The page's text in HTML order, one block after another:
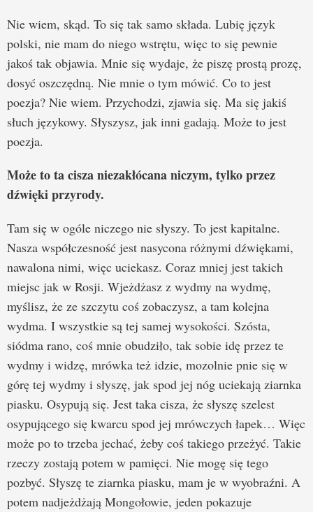
Nie wiem, skąd. To się tak samo składa. Lubię język
polski, nie mam do niego wstrętu, więc to się pewnie
jakoś tak objawia. Mnie się wydaje, że piszę prostą prozę,
dosyć oszczędną. Nie mnie o tym mówić. Co to jest
poezja? Nie wiem. Przychodzi, zjawia się. Ma się jakiś
słuch językowy. Słyszysz, jak inni gadają. Może to jest
poezja.
Może to ta cisza niezakłócana niczym, tylko przez
dźwięki przyrody.
Tam się w ogóle niczego nie słyszy. To jest kapitalne.
Nasza współczesność jest nasycona różnymi dźwiękami,
nawalona nimi, więc uciekasz. Coraz mniej jest takich
miejsc jak w Rosji. Wjeżdżasz z wydmy na wydmę,
myślisz, że ze szczytu coś zobaczysz, a tam kolejna
wydma. I wszystkie są tej samej wysokości. Szósta,
siódma rano, coś mnie obudziło, tak sobie idę przez te
wydmy i widzę, mrówka też idzie, mozolnie pnie się w
górę tej wydmy i słyszę, jak spod jej nóg uciekają ziarnka
piasku. Osypują się. Jest taka cisza, że słyszę szelest
osypującego się kwarcu spod jej mrówczych łapek… Więc
może po to trzeba jechać, żeby coś takiego przeżyć. Takie
rzeczy zostają potem w pamięci. Nie mogę się tego
pozbyć. Słyszę te ziarnka piasku, mam je w wyobraźni. A
potem nadjeżdżają Mongołowie, jeden pokazuje